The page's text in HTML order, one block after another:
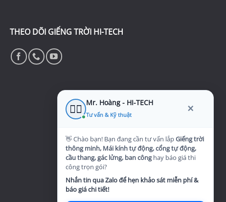
THEO DÕI GIẾNG TRỜI HI-TECH
×
👷‍♂️ Mr. Hoàng - HI-TECH
Tư vấn & Kỹ thuật
👋 Chào bạn! Bạn đang cần tư vấn lắpGiếng trời
thông minh, Mái kính tự động, cổng tự động,
cầu thang, gác lửng, ban cônghay báo giá thi
công trọn gói?
Nhắn tin qua Zalo để hẹn khảo sát miễn phí &
báo giá chi tiết!